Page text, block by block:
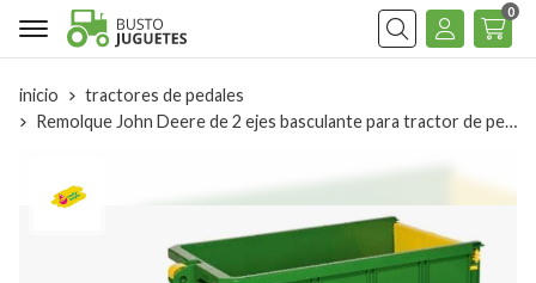
Buscar
0
inicio
tractores de pedales
Remolque John Deere de 2 ejes basculante para tractor de pedales Rolly Toys 12509